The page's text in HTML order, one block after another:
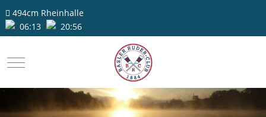
494cm Rheinhalle
06:13
20:56
Mobile Menu Toggle